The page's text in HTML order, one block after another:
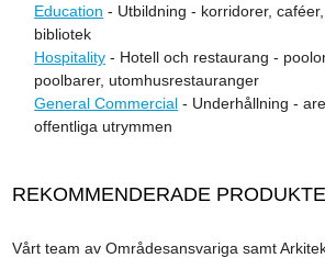
Education - Utbildning - korridorer,
bibliotek
Hospitality - Hotell och restaurang -
poolbarer, utomhusrestauranger
General Commercial - Underhållning -
offentliga utrymmen
REKOMMENDERADE
Vårt team av Områdesansvariga samt